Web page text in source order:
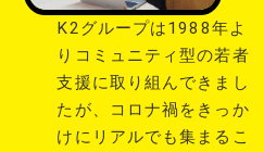
協⼒もしくは関与する等反
の交流もしくは関与を⾏
した場合
（5）その他、当法⼈が利
判断した場合
K2グループは1988年よ
りコミュニティ型の若者
支援に取り組んできまし
たが、コロナ禍をきっか
けにリアルでも集まるこ